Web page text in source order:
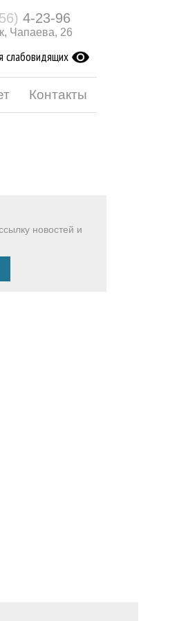
4-23-96
Чапаева, 26
слабовидящих
Контакты
новостей и